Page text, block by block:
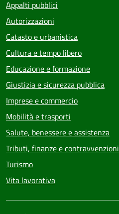
Appalti pubblici
Autorizzazioni
Catasto e urbanistica
Cultura e tempo libero
Educazione e formazione
Giustizia e sicurezza pubblica
Imprese e commercio
Mobilità e trasporti
Salute, benessere e assistenza
Tributi, finanze e contravvenzioni
Turismo
Vita lavorativa